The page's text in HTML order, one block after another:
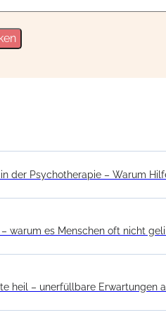
in der Psychotherapie – Warum
warum es Menschen oft nicht
heil – unerfüllbare Erwartungen